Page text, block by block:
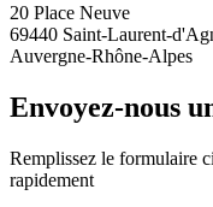
20 Place Neuve
69440 Saint-Laurent-
Auvergne-Rhône-Alpes
Envoyez-nous
Remplissez le formulaire
rapidement